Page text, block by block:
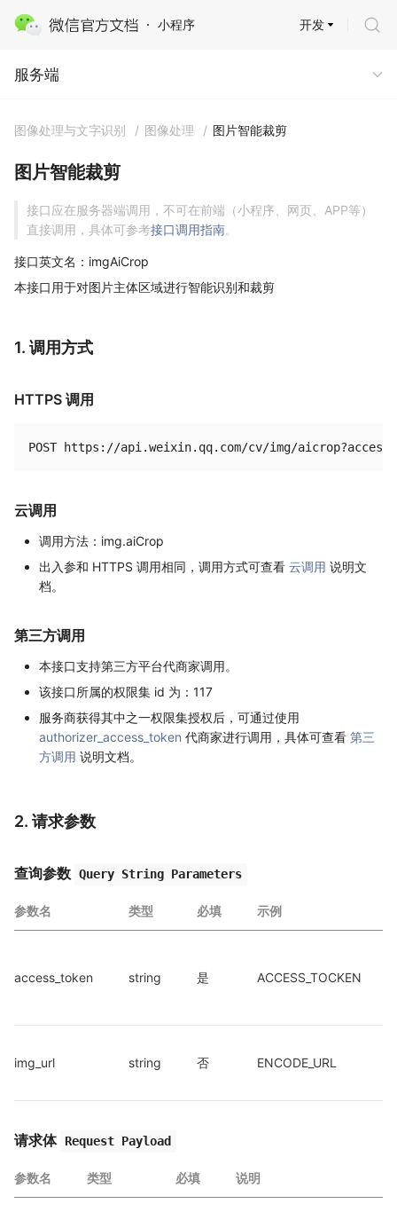
小程序
服务端
开发
服务端
图像处理与文字识别 / 图像处理 / 图片智能裁剪
图片智能裁剪
接口应在服务器端调用，不可在前端（小程序、网页、APP等）
直接调用，具体可参考接口调用指南。
接口英文名：imgAiCrop
本接口用于对图片主体区域进行智能识别和裁剪
1. 调用方式
HTTPS 调用
云调用
调用方法：img.aiCrop
出入参和 HTTPS 调用相同，调用方式可查看 云调用 说明文
档。
第三方调用
本接口支持第三方平台代商家调用。
该接口所属的权限集 id 为：117
服务商获得其中之一权限集授权后，可通过使用
authorizer_access_token 代商家进行调用，具体可查看 第三
方调用 说明文档。
2. 请求参数
查询参数 Query String Parameters
参数名 类型 必填 示例
access_token string 是 ACCESS_TOCKEN
img_url string 否 ENCODE_URL
请求体 Request Payload
参数名 类型 必填 说明